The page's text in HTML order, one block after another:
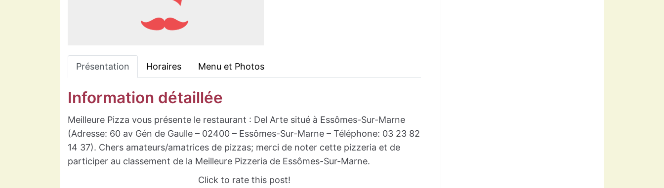
Présentation Horaires Menu et Photos
Information détaillée
Meilleure Pizza vous présente le restaurant : Del Arte situé à Essômes-Sur-Marne
(Adresse: 60 av Gén de Gaulle – 02400 – Essômes-Sur-Marne – Téléphone: 03 23 82
14 37). Chers amateurs/amatrices de pizzas; merci de noter cette pizzeria et de
participer au classement de la Meilleure Pizzeria de Essômes-Sur-Marne.
Click to rate this post!